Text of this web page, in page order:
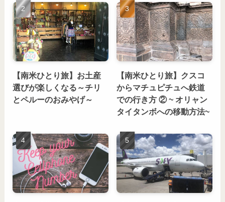
【南米ひとり旅】お土産
選びが楽しくなる～チリ
とペルーのおみやげ～
【南米ひとり旅】クスコ
からマチュピチュへ鉄道
での行き方 ② ~ オリャン
タイタンボへの移動方法~